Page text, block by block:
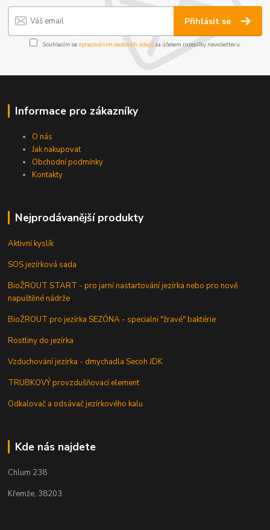
Přihlásit se
Souhlasím se zpracováním osobních údajůza účelem rozesílky newsletteru.
Informace pro zákazníky
O nás
Jak nakupovat
Obchodní podmínky
Kontakty
Nejprodávanější produkty
Aktivní kyslík
SOS jezírková sada
BioŽROUT START - pro jarní nastartování jezírka nebo pro nově
napuštěné nádrže
BioŽROUT pro jezírka SEZÓNA - specialni "žravé" baktérie
Rostliny do jezírka
Vzduchování jezírka - dmychadla Secoh JDK
TRUBKOVÝ provzdušňovací element
Odkalovač a odsávač jezírkového kalu
Kde nás najdete
Chlum 238
Křemže, 38203